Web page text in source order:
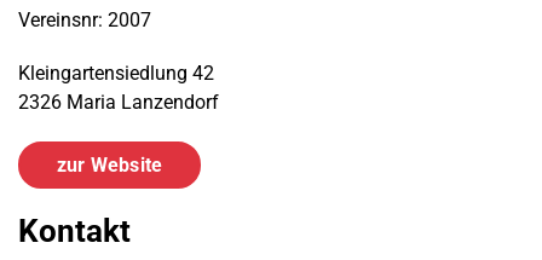
Vereinsnr: 2007
Kleingartensiedlung 42
2326 Maria Lanzendorf
zur Website
Kontakt